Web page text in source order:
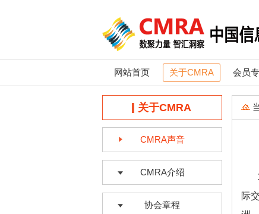
网站首页 关于CMRA 会员
关于CMRA
CMRA声音
CMRA介绍
协会章程
际